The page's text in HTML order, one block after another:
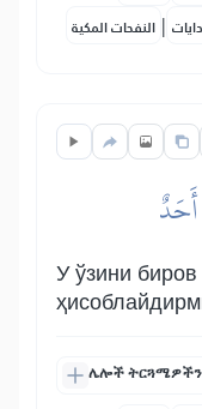
النفحات المكية |
У ўзини
ሌሎች ትርጓሜዎችን